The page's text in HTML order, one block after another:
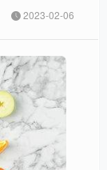
2023-02-06